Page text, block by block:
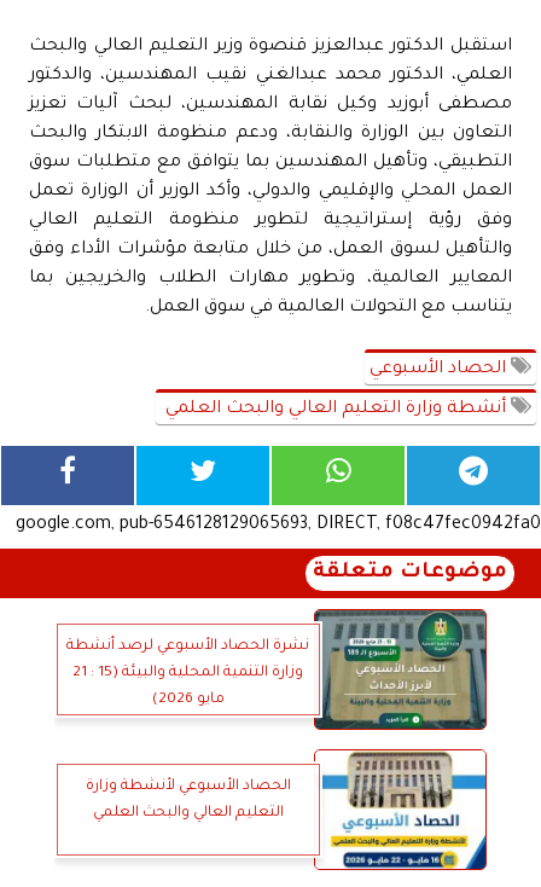
استقبل الدكتور عبدالعزيز قنصوة وزير التعليم العالي والبحث
العلمي، الدكتور محمد عبدالغني نقيب المهندسين، والدكتور
مصطفى أبوزيد وكيل نقابة المهندسين، لبحث آليات تعزيز
التعاون بين الوزارة والنقابة، ودعم منظومة الابتكار والبحث
التطبيقي، وتأهيل المهندسين بما يتوافق مع متطلبات سوق
العمل المحلي والإقليمي والدولي، وأكد الوزير أن الوزارة تعمل
وفق رؤية إستراتيجية لتطوير منظومة التعليم العالي
والتأهيل لسوق العمل، من خلال متابعة مؤشرات الأداء وفق
المعايير العالمية، وتطوير مهارات الطلاب والخريجين بما
يتناسب مع التحولات العالمية في سوق العمل.
الحصاد الأسبوعي
أنشطة وزارة التعليم العالي والبحث العلمي
google.com, pub-6546128129065693, DIRECT, f08c47fec0942fa0
موضوعات متعلقة
نشرة الحصاد الأسبوعي لرصد أنشطة
وزارة التنمية المحلية والبيئة (15 : 21
مايو 2026)
الحصاد الأسبوعي لأنشطة وزارة
التعليم العالي والبحث العلمي